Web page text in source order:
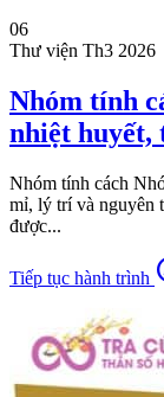
06
Thư viện Th3 2026
Nhóm tính
nhiệt huyết,
Nhóm tính cách
mỉ, lý trí và nguyên
được...
Tiếp tục hành trình